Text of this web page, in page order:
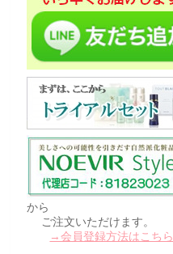
から
ご注文いただけます。
→会員登録方法はこちら